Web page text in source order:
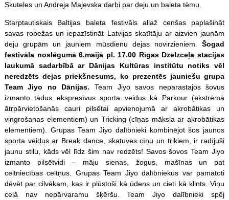
Skuteles un Andreja Majevska darbi par deju un baleta tēmu.
Starptautiskais Baltijas baleta festivāls allaž cenšas paplašināt
savas robežas un iepazīstināt Latvijas skatītāju ar aizvien jaunām
deju grupām un jauniem mūsdienu dejas novirzieniem.
Šogad
festivāla noslēgumā 6.maijā pl. 17.00 Rīgas Dzelzceļa stacijas
laukumā sadarbībā ar Dānijas Kultūras institūtu notiks vēl
neredzēts dejas priekšnesums, ko prezentēs jauniešu grupa
Team Jiyo no Dānijas. Team Jiyo savos neparastajos šovus
izmanto tādus ekspresīvus sporta veidus kā Parkour (ekstrēmā
ātrpārvietošanās cauri pilsētai apvienojumā ar akrobātikas un
vingrošanas elementiem) un Tricking (cīņas māksla ar akrobātikas
elementiem). Grupas Team Jiyo dalībnieki kombinējot šos jaunos
sporta veidus ar Break dance, skatuves cīņu un trikiem, ir radījuši
jaunu stilu, kāds vēl līdz šim nav redzēts! Savos šovos Team Jiyo
izmanto pilsētvidi – māju sienas, žogus, mašīnas un pat
celtniecības celtņus. Grupas Team Jiyo dalībniekus var pamatoti
dēvēt par cilvēkam, kas ir plūstoši kā ūdens un cieti kā klints. Viņu
ceļā nav nepārvaramu šķēršu. Team Jiyo dalībnieki spēj